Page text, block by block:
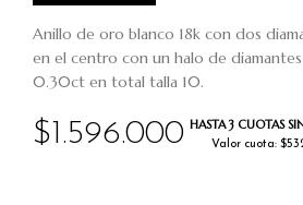
$1.596.000 HASTA 3 CUOTAS
Valor cuota:
Anillo de oro blanco 18k con dos
en el centro con un halo de
0.30ct en total talla 10.